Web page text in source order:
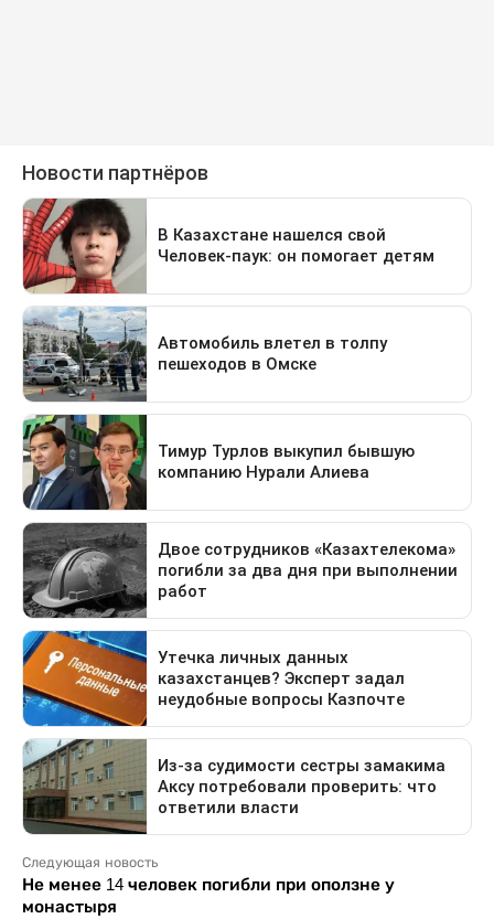
Следующая новость
Не менее 14 человек погибли при оползне у
монастыря